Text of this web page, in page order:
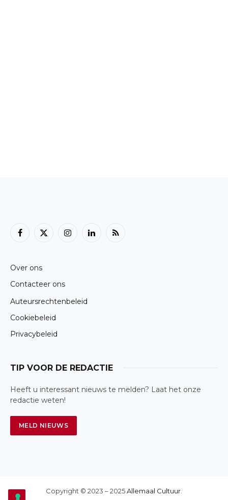
Facebook
X
InstagramLinkedInRSS
Over ons
Contacteer ons
Auteursrechtenbeleid
Cookiebeleid
Privacybeleid
TIP VOOR DE REDACTIE
Heeft u interessant nieuws te melden? Laat het onze
redactie weten!
Copyright © 2023 – 2025Allemaal Cultuur